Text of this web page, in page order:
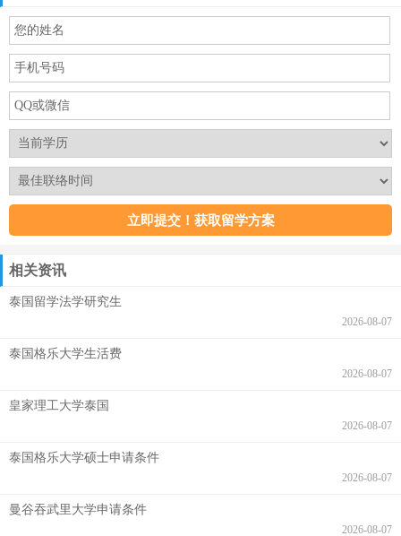
相关资讯
泰国留学法学研究生
2026-08-07
泰国格乐大学生活费
2026-08-07
皇家理工大学泰国
2026-08-07
泰国格乐大学硕士申请条件
2026-08-07
曼谷吞武里大学申请条件
2026-08-07